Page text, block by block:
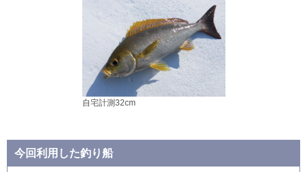
自宅計測32cm
今回利用した釣り船